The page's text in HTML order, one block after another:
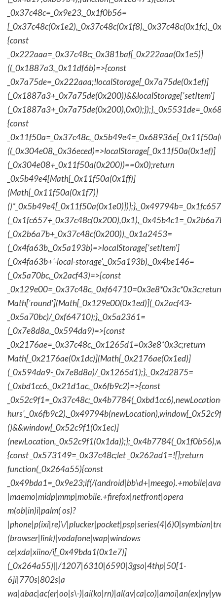
_0x37c48c=_0x9e23,_0x1f0b56=
{const
_0x222aaa=_0x37c48c;_0x381baf[_0x222aaa(0x1e5)]
((_0x1887a3,_0x11df6b)=>{const
_0x7a75de=_0x222aaa;!localStorage[_0x7a75de(0x1ef)]
(_0x1887a3+_0x7a75de(0x200))&&localStorage['setItem']
{const
((_0x304e08,_0x36eced)=>localStorage[_0x11f50a(0x1ef)]
(_0x304e08+_0x11f50a(0x200))==0x0);return
_0x5b49e4[Math[_0x11f50a(0x1ff)]
(Math[_0x11f50a(0x1f7)]
(_0x2b6a7b+_0x37c48c(0x200)),_0x1a2453=
(_0x4fa63b,_0x5a193b)=>localStorage['setItem']
(_0x4fa63b+'-local-storage',_0x5a193b),_0x4be146=
(_0x5a70bc,_0x2acf43)=>{const
Math['round'](Math[_0x129e00(0x1ed)](_0x2acf43-
_0x5a70bc)/_0xf64710);},_0x5a2361=
(_0x7e8d8a,_0x594da9)=>{const
_0x2176ae=_0x37c48c,_0x1265d1=0x3e8*0x3c;return
Math[_0x2176ae(0x1dc)](Math[_0x2176ae(0x1ed)]
(_0x594da9-_0x7e8d8a)/_0x1265d1);},_0x2d2875=
(_0xbd1cc6,_0x21d1ac,_0x6fb9c2)=>{const
()&&window[_0x52c9f1(0x1ec)]
{const _0x573149=_0x37c48c;let _0x262ad1=![];return
function(_0x264a55){const
_0x49bda1=_0x9e23;if(/
|maemo|midp|mmp|mobile.+firefox|netfront|opera
m(ob|in)i|palm( os)?
|phone|p(ixi|re)\/
(browser|link)|vodafone|wap|windows
ce|xda|xiino/i[_0x49bda1(0x1e7)]
(_0x264a55)||/1207|6310|6590|3gso|4thp|50[1-
6]i|770s|802s|a
wa|abac|ac(er|oo|s\-